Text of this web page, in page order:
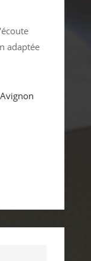
adaptée